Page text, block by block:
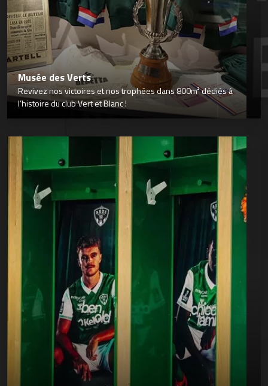
Musée des Verts
Revivez nos victoires et nos trophées dans 800m² dédiés à
l’histoire du club Vert et Blanc !